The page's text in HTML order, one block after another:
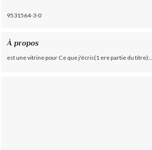
9531564-3-0
À propos
est une vitrine pour Ce que j'écris(1 ere partie du titre):...